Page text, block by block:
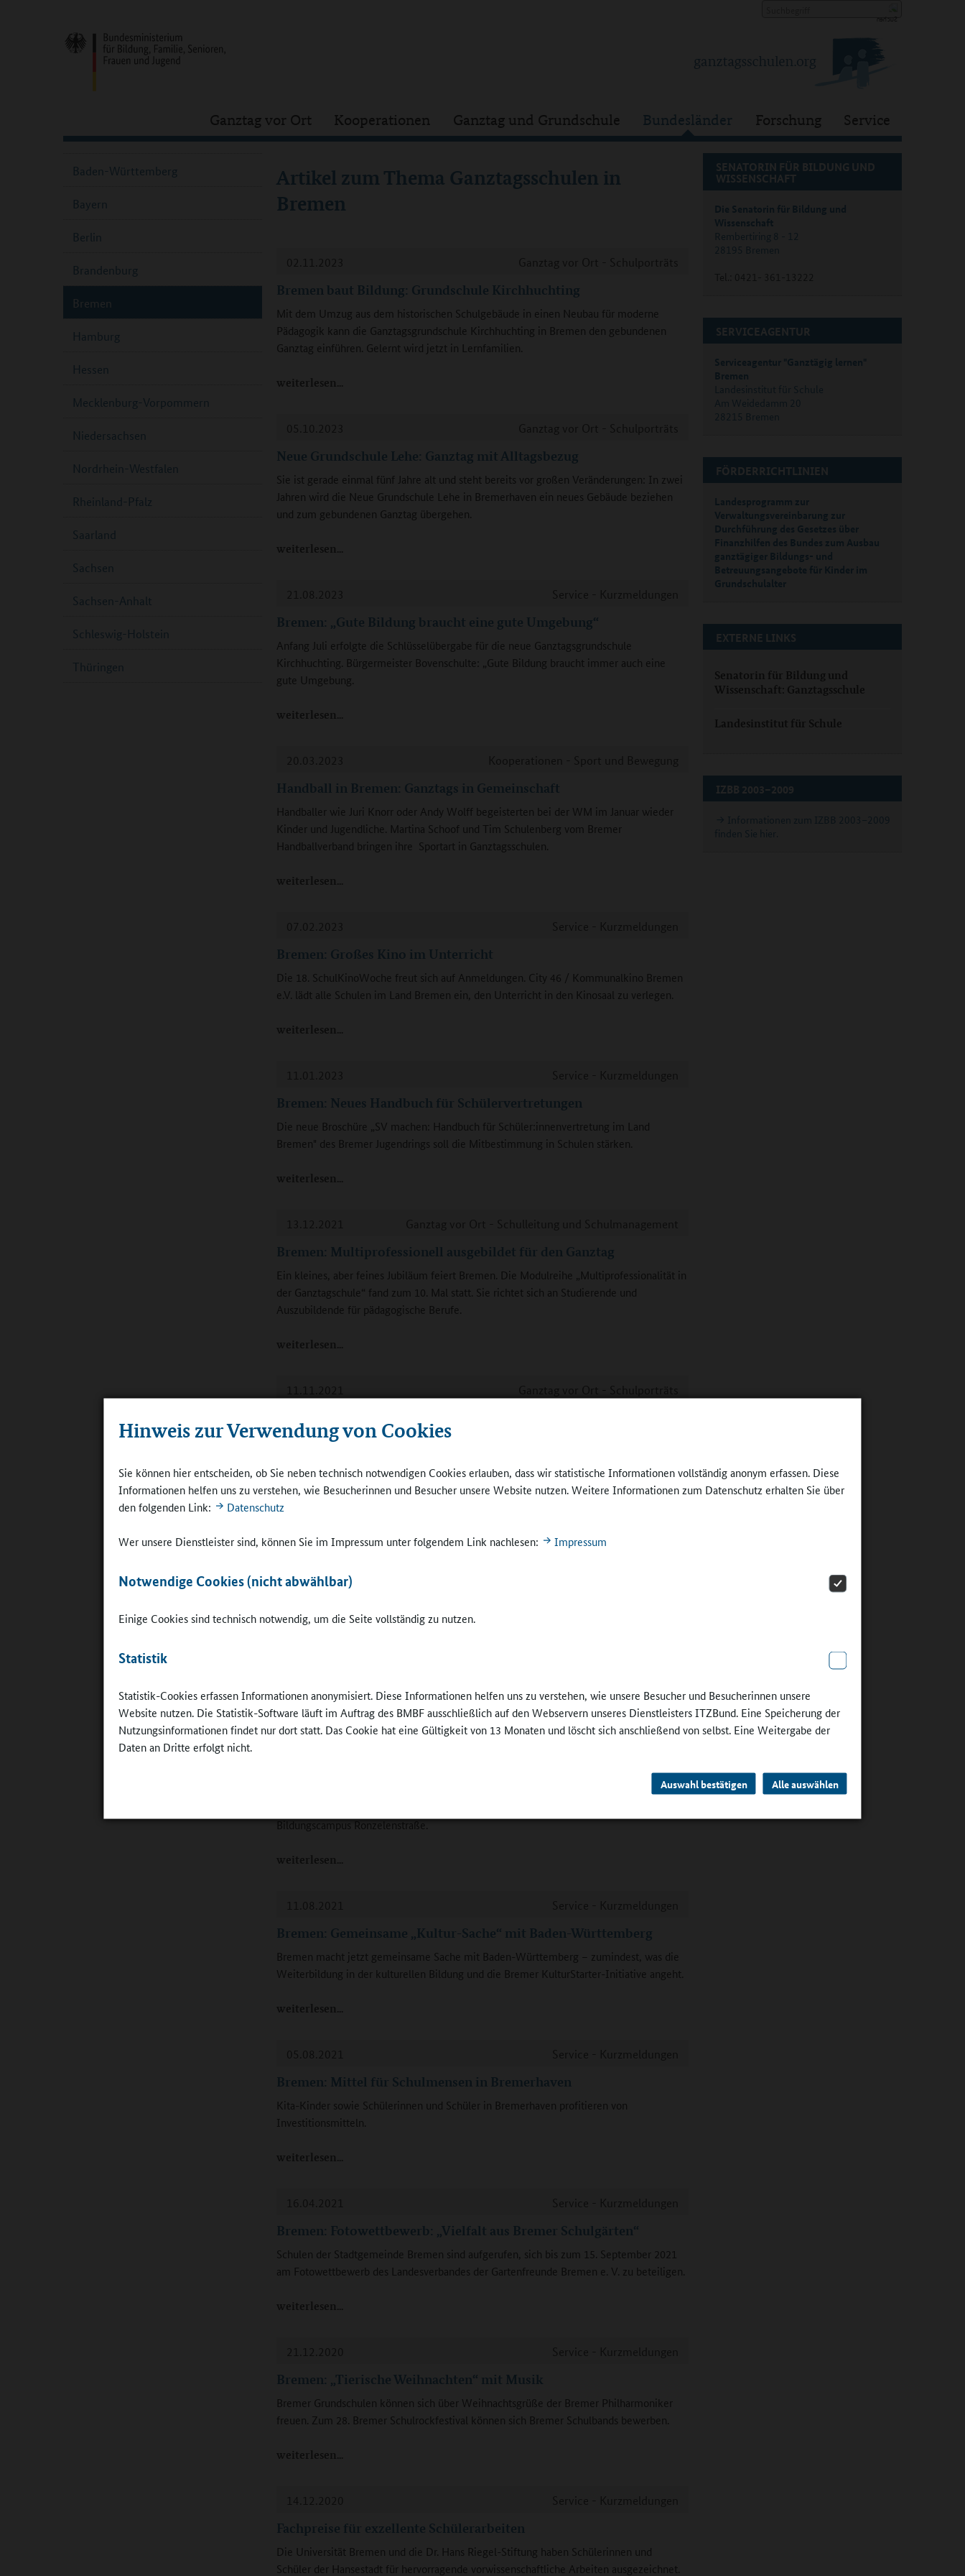
Hinweis zur Verwendung von Cookies
Sie können hier entscheiden, ob Sie neben technisch notwendigen Cookies erlauben, dass wir statistische Informationen vollständig anonym erfassen. Diese
Informationen helfen uns zu verstehen, wie Besucherinnen und Besucher unsere Website nutzen. Weitere Informationen zum Datenschutz erhalten Sie über
den folgenden Link:
Datenschutz
Wer unsere Dienstleister sind, können Sie im Impressum unter folgendem Link nachlesen: Impressum
Notwendige Cookies (nicht abwählbar)
Einige Cookies sind technisch notwendig, um die Seite vollständig zu nutzen.
Statistik
Statistik-Cookies erfassen Informationen anonymisiert. Diese Informationen helfen uns zu verstehen, wie unsere Besucher und Besucherinnen unsere
Website nutzen. Die Statistik-Software läuft im Auftrag des BMBF ausschließlich auf den Webservern unseres Dienstleisters ITZBund. Eine Speicherung der
Nutzungsinformationen findet nur dort statt. Das Cookie hat eine Gültigkeit von 13 Monaten und löscht sich anschließend von selbst. Eine Weitergabe der
Daten an Dritte erfolgt nicht.
Auswahl bestätigen Alle auswählen
Ganztag vor Ort Kooperationen Ganztag und Grundschule Bundesländer Forschung Service
Artikel zum Thema Ganztagsschulen in
Bremen
Bremen baut Bildung: Grundschule Kirchhuchting
Mit dem Umzug aus dem historischen Schulgebäude in einen Neubau für moderne
Pädagogik kann die Ganztagsgrundschule Kirchhuchting in Bremen den gebundenen
Ganztag einführen. Gelernt wird jetzt in Lernfamilien.
weiterlesen
Neue Grundschule Lehe: Ganztag mit Alltagsbezug
Sie ist gerade einmal fünf Jahre alt und steht bereits vor großen Veränderungen: In zwei
Jahren wird die Neue Grundschule Lehe in Bremerhaven ein neues Gebäude beziehen
und zum gebundenen Ganztag übergehen.
weiterlesen
Bremen: „Gute Bildung braucht eine gute Umgebung“
Anfang Juli erfolgte die Schlüsselübergabe für die neue Ganztagsgrundschule
Kirchhuchting. Bürgermeister Bovenschulte: „Gute Bildung braucht immer auch eine
gute Umgebung.
weiterlesen
Handball in Bremen: Ganztags in Gemeinschaft
Handballer wie Juri Knorr oder Andy Wolff begeisterten bei der WM im Januar wieder
Kinder und Jugendliche. Martina Schoof und Tim Schulenberg vom Bremer
Handballverband bringen ihre Sportart in Ganztagsschulen.
weiterlesen
Bremen: Großes Kino im Unterricht
Die 18. SchulKinoWoche freut sich auf Anmeldungen. City 46 / Kommunalkino Bremen
e.V. lädt alle Schulen im Land Bremen ein, den Unterricht in den Kinosaal zu verlegen.
weiterlesen
Bremen: Neues Handbuch für Schülervertretungen
Die neue Broschüre „SV machen: Handbuch für Schüler:innenvertretung im Land
Bremen" des Bremer Jugendrings soll die Mitbestimmung in Schulen stärken.
weiterlesen
Bremen: Multiprofessionell ausgebildet für den Ganztag
Ein kleines, aber feines Jubiläum feiert Bremen. Die Modulreihe „Multiprofessionalität in
der Ganztagschule“ fand zum 10. Mal statt. Sie richtet sich an Studierende und
Auszubildende für pädagogische Berufe.
weiterlesen
Die Oberschule an der Kurt-Schumacher-Allee möchte alle zum Abschluss bringen. Die
ein einzigartiges Programm.
weiterlesen
Bremen: Ziel ist der Ausbau gebundener Ganztagsschulen
Bildungsangebote erhalten, auch in gebundenen Ganztagsgrundschulen.
weiterlesen
Die Oberschule an der Ronzelenstraße, teilgebundene Ganztagsschule, erhält eine
Bildungscampus Ronzelenstraße.
weiterlesen
21.10.2021 Service - Kurzmeldungen
Bremen: Gemeinsame „Kultur-Sache“ mit Baden-Württemberg
Bremen macht jetzt gemeinsame Sache mit Baden-Württemberg – zumindest, was die
Weiterbildung in der kulturellen Bildung und die Bremer KulturStarter-Initiative angeht.
weiterlesen
Bremen: Mittel für Schulmensen in Bremerhaven
Kita-Kinder sowie Schülerinnen und Schüler in Bremerhaven profitieren von
Investitionsmitteln.
weiterlesen
Bremen: Fotowettbewerb: „Vielfalt aus Bremer Schulgärten“
Schulen der Stadtgemeinde Bremen sind aufgerufen, sich bis zum 15. September 2021
am Fotowettbewerb des Landesverbandes der Gartenfreunde Bremen e. V. zu beteiligen.
weiterlesen
Bremen: „Tierische Weihnachten“ mit Musik
Bremer Grundschulen können sich über Weihnachtsgrüße der Bremer Philharmoniker
freuen. Zum 28. Bremer Schulrockfestival können sich Bremer Schulbands bewerben.
weiterlesen
Fachpreise für exzellente Schülerarbeiten
Die Universität Bremen und die Dr. Hans Riegel-Stiftung haben Schülerinnen und
Schüler der Hansestadt für hervorragende vorwissenschaftliche Arbeiten ausgezeichnet.
SENATORIN FÜR BILDUNG UND
WISSENSCHAFT
Die Senatorin für Bildung und
Wissenschaft
Rembertiring 8 - 12
28195 Bremen
SERVICEAGENTUR
Serviceagentur "Ganztägig lernen"
Bremen
Landesinstitut für Schule
Am Weidedamm 20
28215 Bremen
FÖRDERRICHTLINIEN
Landesprogramm zur
Verwaltungsvereinbarung zur
Durchführung des Gesetzes über
Finanzhilfen des Bundes zum Ausbau
ganztägiger Bildungs- und
Betreuungsangebote für Kinder im
Grundschulalter
EXTERNE LINKS
Senatorin für Bildung und
Wissenschaft: Ganztagsschule
Landesinstitut für Schule
IZBB 2003–2009
Informationen zum IZBB 2003–2009
finden Sie hier.
Baden-Württemberg
Bayern
Berlin
Brandenburg
Bremen
Hamburg
Hessen
Mecklenburg-Vorpommern
Niedersachsen
Nordrhein-Westfalen
Rheinland-Pfalz
Saarland
Sachsen
Sachsen-Anhalt
Schleswig-Holstein
Thüringen